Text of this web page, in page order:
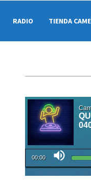
RADIO TIENDA